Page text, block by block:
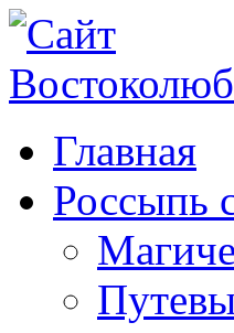
Главная
Россыпь